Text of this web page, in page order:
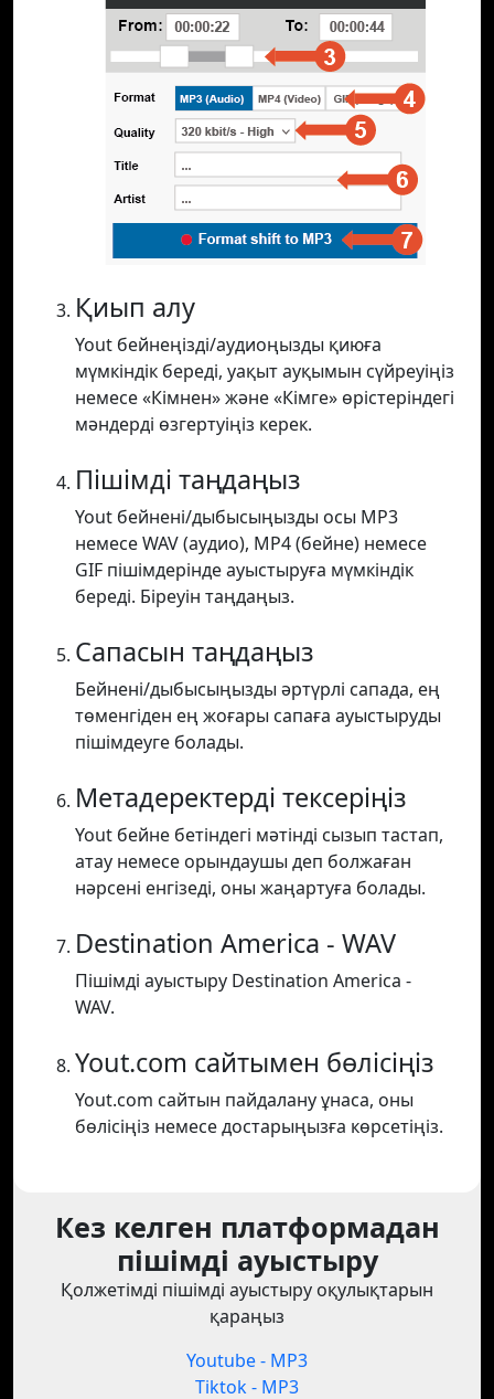
Қиып алу
Yout бейнеңізді/аудиоңызды қиюға
мүмкіндік береді, уақыт ауқымын сүйреуіңіз
немесе «Кімнен» және «Кімге» өрістеріндегі
мәндерді өзгертуіңіз керек.
Пішімді таңдаңыз
Yout бейнені/дыбысыңызды осы MP3
немесе WAV (аудио), MP4 (бейне) немесе
GIF пішімдерінде ауыстыруға мүмкіндік
береді. Біреуін таңдаңыз.
Сапасын таңдаңыз
Бейнені/дыбысыңызды әртүрлі сапада, ең
төменгіден ең жоғары сапаға ауыстыруды
пішімдеуге болады.
Метадеректерді тексеріңіз
Yout бейне бетіндегі мәтінді сызып тастап,
атау немесе орындаушы деп болжаған
нәрсені енгізеді, оны жаңартуға болады.
Destination America - WAV
Пішімді ауыстыру Destination America -
WAV.
Yout.com сайтымен бөлісіңіз
Yout.com сайтын пайдалану ұнаса, оны
бөлісіңіз немесе достарыңызға көрсетіңіз.
Кез келген платформадан
пішімді ауыстыру
Қолжетімді пішімді ауыстыру оқулықтарын
қараңыз
Youtube - MP3
Tiktok - MP3